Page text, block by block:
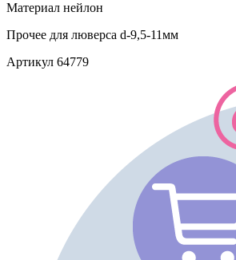
Материал нейлон
Прочее для люверса d-9,5-11мм
Артикул 64779